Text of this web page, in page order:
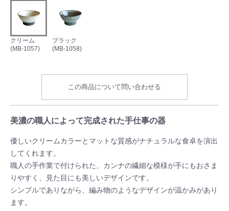
クリーム
(MB-1057)
ブラック
(MB-1058)
この商品について問い合わせる
美濃の職人によって完成された手仕事の器
優しいクリームカラーとマットな質感がナチュラルな食卓を演出
してくれます。
職人の手作業で付けられた、カンナの繊細な模様が手にもおさま
りやすく、見た目にも美しいデザインです。
シンプルでありながら、編み物のようなデザインが温かみがあり
ます。